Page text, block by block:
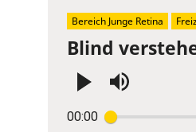
Blind
00:00
Enter
Bereich Junge Retina